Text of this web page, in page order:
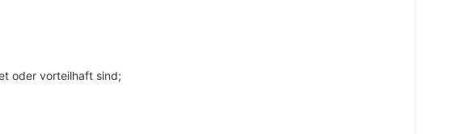
oder vorteilhaft sind;